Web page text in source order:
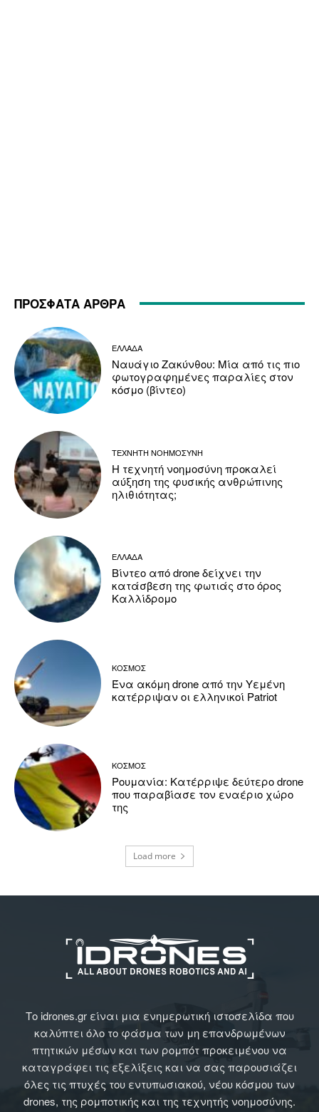
ΠΡΟΣΦΑΤΑ ΑΡΘΡΑ
ΕΛΛΑΔΑ
Ναυάγιο Ζακύνθου: Μία από τις πιο
φωτογραφημένες παραλίες στον
κόσμο (βίντεο)
ΤΕΧΝΗΤΗ ΝΟΗΜΟΣΥΝΗ
Η τεχνητή νοημοσύνη προκαλεί
αύξηση της φυσικής ανθρώπινης
ηλιθιότητας;
ΕΛΛΑΔΑ
Βίντεο από drone δείχνει την
κατάσβεση της φωτιάς στο όρος
Καλλίδρομο
ΚΟΣΜΟΣ
Ένα ακόμη drone από την Υεμένη
κατέρριψαν οι ελληνικοί Patriot
ΚΟΣΜΟΣ
Ρουμανία: Κατέρριψε δεύτερο drone
που παραβίασε τον εναέριο χώρο
της
Load more
Το idrones.gr είναι μια ενημερωτική ιστοσελίδα που
καλύπτει όλο το φάσμα των μη επανδρωμένων
πτητικών μέσων και των ρομπότ προκειμένου να
καταγράφει τις εξελίξεις και να σας παρουσιάζει
όλες τις πτυχές του εντυπωσιακού, νέου κόσμου των
drones, της ρομποτικής και της τεχνητής νοημοσύνης.